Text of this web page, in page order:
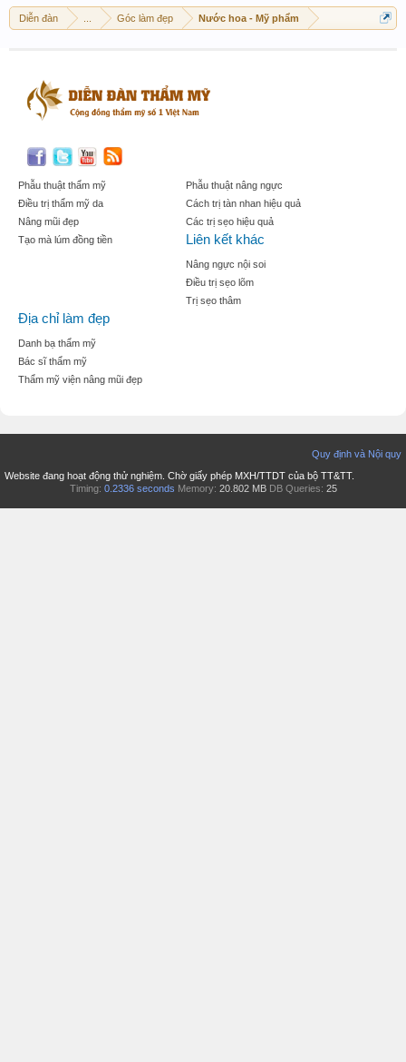
Diễn đàn Góc làm đẹp Nước hoa - Mỹ phẩm
Phẫu thuật thẩm mỹ
Điều trị thẩm mỹ da
Nâng mũi đẹp
Tạo mà lúm đồng tiền
Phẫu thuật nâng ngực
Cách trị tàn nhan hiệu quả
Các trị sẹo hiệu quả
Liên kết khác
Nâng ngực nội soi
Điều trị sẹo lõm
Trị sẹo thâm
Địa chỉ làm đẹp
Danh bạ thẩm mỹ
Bác sĩ thẩm mỹ
Thẩm mỹ viện nâng mũi đẹp
Quy định và Nội quy
Website đang hoạt động thử nghiệm. Chờ giấy phép MXH/TTDT của bộ TT&TT.
Timing: 0.2336 seconds Memory: 20.802 MB DB Queries: 25